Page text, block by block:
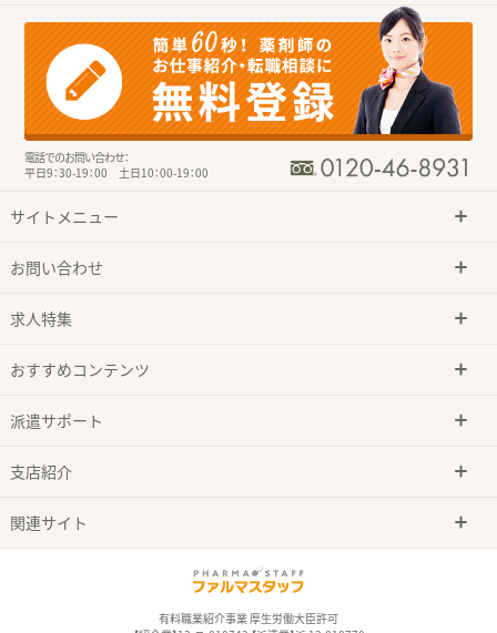
電話でのお問い合わせ：
平日9：30-19：00 土日10：00-19：00
サイトメニュー
お問い合わせ
求人特集
おすすめコンテンツ
派遣サポート
支店紹介
関連サイト
有料職業紹介事業 厚生労働大臣許可